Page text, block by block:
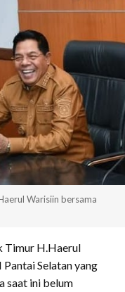
Warisiin bersama
Timur H.Haerul
Selatan yang
saat ini belum